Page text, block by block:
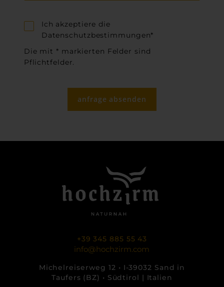
Ich akzeptiere die
Datenschutzbestimmungen*
Die mit * markierten Felder sind
Pflichtfelder.
anfrage absenden
+39 345 885 55 43
info@hochzirm.com
Michelreiserweg 12 • I-39032 Sand in
Taufers (BZ) • Südtirol | Italien